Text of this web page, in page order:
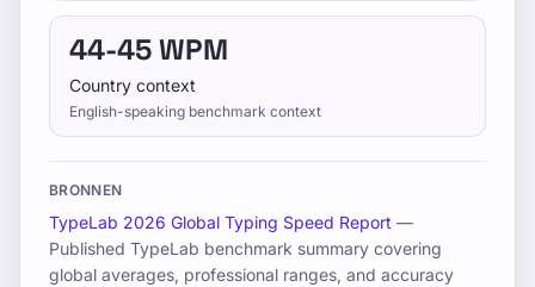
Opleiding
Test jezelf
44-45 WPM
Country context
English-speaking benchmark context
BRONNEN
TypeLab 2026 Global Typing Speed Report —
Published TypeLab benchmark summary covering
global averages, professional ranges, and accuracy